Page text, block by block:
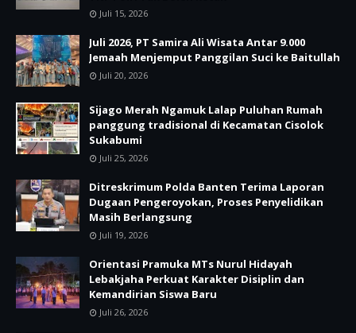
Juli 15, 2026
Juli 2026, PT Samira Ali Wisata Antar 9.000
Jemaah Menjemput Panggilan Suci ke Baitullah
Juli 20, 2026
Sijago Merah Ngamuk Lalap Puluhan Rumah
panggung tradisional di Kecamatan Cisolok
Sukabumi
Juli 25, 2026
Ditreskrimum Polda Banten Terima Laporan
Dugaan Pengeroyokan, Proses Penyelidikan
Masih Berlangsung
Juli 19, 2026
Orientasi Pramuka MTs Nurul Hidayah
Lebakjaha Perkuat Karakter Disiplin dan
Kemandirian Siswa Baru
Juli 26, 2026